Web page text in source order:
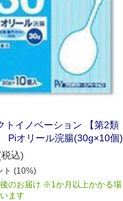
トイノベーション 【第2類
Piオリール浣腸(30g×10個)
込)
ト (10%)
のお届け ※1か月以上かかる場
ます